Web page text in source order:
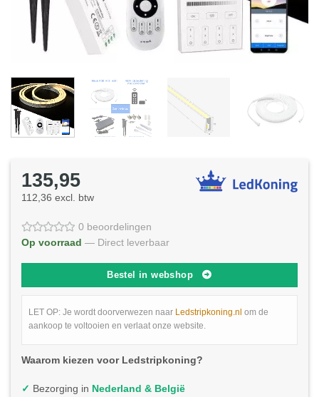
135,95
112,36 excl. btw
0 beoordelingen
Op voorraad — Direct leverbaar
Bestel in webshop
LET OP: Je wordt doorverwezen naar Ledstripkoning.nl om de
aankoop te voltooien en verlaat onze website.
Waarom kiezen voor Ledstripkoning?
✓ Bezorging in Nederland & België